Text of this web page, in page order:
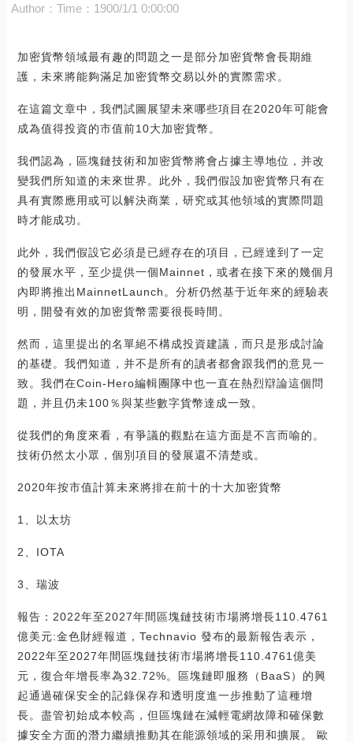
Author： Time：1900/1/1 0:00:00
加密貨幣領域最有趣的問題之一是部分加密貨幣會長期維
護，未來將能夠滿足加密貨幣交易以外的實際需求。
在這篇文章中，我們試圖展望未來哪些項目在2020年可能會
成為值得投資的市值前10大加密貨幣。
我們認為，區塊鏈技術和加密貨幣將會占據主導地位，并改
變我們所知道的未來世界。此外，我們假設加密貨幣只有在
具有實際應用或可以解決商業，研究或其他領域的實際問題
時才能成功。
此外，我們假設它必須是已經存在的項目，已經達到了一定
的發展水平，至少提供一個Mainnet，或者在接下來的幾個月
內即將推出MainnetLaunch。分析仍然基于近年來的經驗表
明，開發有效的加密貨幣需要很長時間。
然而，這里提出的名單絕不構成投資建議，而只是形成討論
的基礎。我們知道，并不是所有的讀者都會跟我們的意見一
致。我們在Coin-Hero編輯團隊中也一直在熱烈辯論這個問
題，并且仍未100％與某些數字貨幣達成一致。
從我們的角度來看，有爭議的觀點在這方面是不言而喻的。
技術仍然太小眾，個別項目的發展還不清楚或。
2020年按市值計算未來將排在前十的十大加密貨幣
1、以太坊
2、IOTA
3、瑞波
報告：2022年至2027年間區塊鏈技術市場將增長110.4761
億美元:金色財經報道，Technavio 發布的最新報告表示，
2022年至2027年間區塊鏈技術市場將增長110.4761億美
元，復合年增長率為32.72%。區塊鏈即服務（BaaS）的興
起通過確保安全的記錄保存和透明度進一步推動了這種增
長。盡管初始成本較高，但區塊鏈在減輕電網故障和確保數
據安全方面的潛力繼續推動其在能源領域的采用和擴展。 歐